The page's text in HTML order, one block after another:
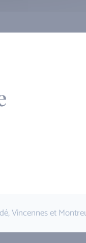
Vincennes et